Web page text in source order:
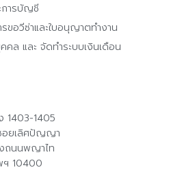
การบัญชี
รขอวีซ่าและใบอนุญาตทำงาน
ล และ จัดทำระบบเงินเดือน
1403-1405
อยเลิศปัญญา
ถนนพญาไท
ฯ 10400